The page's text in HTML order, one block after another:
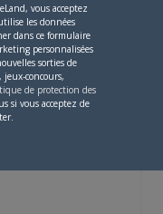
vous acceptez
les données
dans ce formulaire
personnalisées
sorties de
jeux-concours,
de protection des
si vous acceptez de